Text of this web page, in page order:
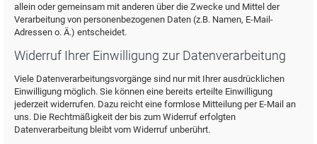
allein oder gemeinsam mit anderen über die Zwecke und Mittel der
Verarbeitung von personenbezogenen Daten (z.B. Namen, E-Mail-
Adressen o. Ä.) entscheidet.
Widerruf Ihrer Einwilligung zur Datenverarbeitung
Viele Datenverarbeitungsvorgänge sind nur mit Ihrer ausdrücklichen
Einwilligung möglich. Sie können eine bereits erteilte Einwilligung
jederzeit widerrufen. Dazu reicht eine formlose Mitteilung per E-Mail an
uns. Die Rechtmäßigkeit der bis zum Widerruf erfolgten
Datenverarbeitung bleibt vom Widerruf unberührt.